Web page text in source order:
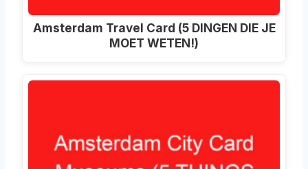
Amsterdam Travel Card (5 DINGEN DIE JE
MOET WETEN!)